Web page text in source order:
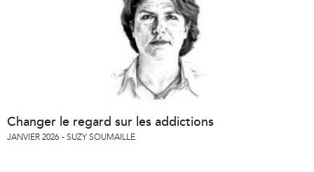
Changer le regard sur les addictions
JANVIER 2026 SUZY SOUMAILLE